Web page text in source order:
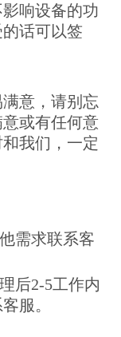
响设备的功
话可以签
意，请别忘
或有任何意
我们，一定
需求联系客
后2-5工作内
服。